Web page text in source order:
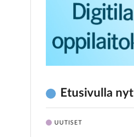
Etusivulla nyt
UUTISET